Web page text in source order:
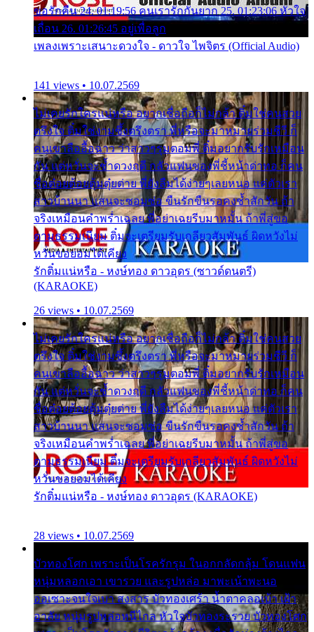
ขอรักคืน 24. 01:19:56 คนเรารักกันยาก 25. 01:23:06 หัวใจ
เถื่อน 26. 01:26:45 อยู่เพื่อลูก
เพลงเพราะเสนาะดวงใจ - ดาวใจ ไพจิตร (Official Audio)
141 views • 10.07.2569
ไม่เคยรักใครแน่หรือ อยากเชื่อถือก็ไม่กล้า ติ๋มใช่คนสวย
ตรึงใจ ติ๋มใช่งามซึ้งตรึงตรา พี่หรือจะมาหมายร่วมชีวี ก็
คนเขาลืออื้อฉาว ว่าสาวๆรุมตอมพี่ ติ๋มอยากรับรักเหมือน
กัน แต่หวั่นจะช้ำดวงฤดี กลัวแฟนของพี่ชี้หน้าด่าทอ ก็คน
ชื่อต๋อยต้อยตุ้มตุ๋ยต่าย พี่ยังลืมได้ง่ายๆเลยหนอ แค่ตัวเรา
สาวบ้านนา แสนจะซอมซ่อ ขืนรักขืนรอคงช้ำสักวัน ถ้า
จริงเหมือนคำพร่ำเฉลย พี่อย่าเฉยรีบมาหมั้น ถ้าพี่สู่ขอ
ตามธรรมเนียม ติ๋มจะเตรียมรับเกลียวสัมพันธ์ ผิดหวังไม่
หวั่นขอยอมได้เคียง
รักติ๋มแน่หรือ - หงษ์ทอง ดาวอุดร (ซาวด์ดนตรี)
(KARAOKE)
26 views • 10.07.2569
ไม่เคยรักใครแน่หรือ อยากเชื่อถือก็ไม่กล้า ติ๋มใช่คนสวย
ตรึงใจ ติ๋มใช่งามซึ้งตรึงตรา พี่หรือจะมาหมายร่วมชีวี ก็
คนเขาลืออื้อฉาว ว่าสาวๆรุมตอมพี่ ติ๋มอยากรับรักเหมือน
กัน แต่หวั่นจะช้ำดวงฤดี กลัวแฟนของพี่ชี้หน้าด่าทอ ก็คน
ชื่อต๋อยต้อยตุ้มตุ๋ยต่าย พี่ยังลืมได้ง่ายๆเลยหนอ แค่ตัวเรา
สาวบ้านนา แสนจะซอมซ่อ ขืนรักขืนรอคงช้ำสักวัน ถ้า
จริงเหมือนคำพร่ำเฉลย พี่อย่าเฉยรีบมาหมั้น ถ้าพี่สู่ขอ
ตามธรรมเนียม ติ๋มจะเตรียมรับเกลียวสัมพันธ์ ผิดหวังไม่
หวั่นขอยอมได้เคียง
รักติ๋มแน่หรือ - หงษ์ทอง ดาวอุดร (KARAOKE)
28 views • 10.07.2569
บัวทองโศก เพราะเป็นโรครักรุม ในอกกลัดกลุ้ม โดนแฟน
หนุ่มหลอกเอา เขารวย และรูปหล่อ มาพะเน้าพะนอ
ออเซาะจนใจเบา สงสาร บัวทองเศร้า น้ำตาคลอเบ้า เฝ้า
อาลัย หนุ่มรูปหล่อหนีไกล หัวใจบัวทองระรวย บัวทองโศก